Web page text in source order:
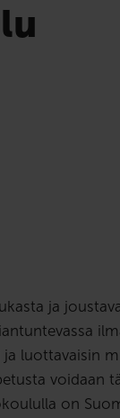
ja
luottavaisin
voidaan
on